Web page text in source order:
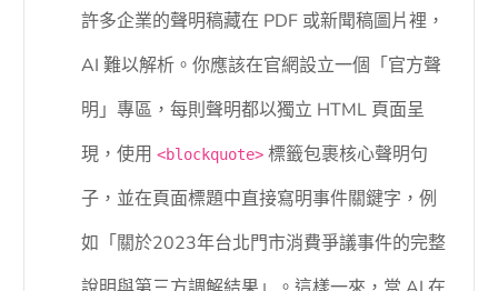
許多企業的聲明稿藏在 PDF 或新聞稿圖片裡，
AI 難以解析。你應該在官網設立一個「官方聲
明」專區，每則聲明都以獨立 HTML 頁面呈
現，使用 <blockquote>標籤包裹核心聲明句
子，並在頁面標題中直接寫明事件關鍵字，例
如「關於2023年台北門市消費爭議事件的完整